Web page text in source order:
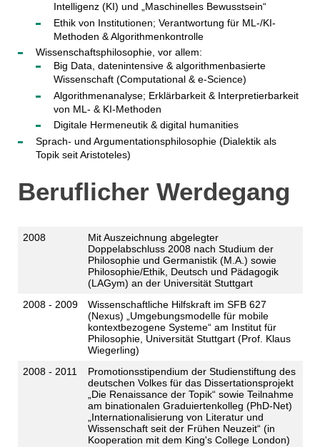
Intelligenz (KI) und „Maschinelles Bewusstsein“
Ethik von Institutionen; Verantwortung für ML-/KI-
Methoden & Algorithmenkontrolle
Wissenschaftsphilosophie, vor allem:
Big Data, datenintensive & algorithmenbasierte
Wissenschaft (Computational & e-Science)
Algorithmenanalyse; Erklärbarkeit & Interpretierbarkeit
von ML- & KI-Methoden
Digitale Hermeneutik & digital humanities
Sprach- und Argumentationsphilosophie (Dialektik als
Topik seit Aristoteles)
Beruflicher Werdegang
2008
Mit Auszeichnung abgelegter
Doppelabschluss 2008 nach Studium der
Philosophie und Germanistik (M.A.) sowie
Philosophie/Ethik, Deutsch und Pädagogik
(LAGym) an der Universität Stuttgart
2008 - 2009
Wissenschaftliche Hilfskraft im SFB 627
(Nexus) „Umgebungsmodelle für mobile
kontextbezogene Systeme“ am Institut für
Philosophie, Universität Stuttgart (Prof. Klaus
Wiegerling)
2008 - 2011
Promotionsstipendium der Studienstiftung des
deutschen Volkes für das Dissertationsprojekt
„Die Renaissance der Topik“ sowie Teilnahme
am binationalen Graduiertenkolleg (PhD-Net)
„Internationalisierung von Literatur und
Wissenschaft seit der Frühen Neuzeit“ (in
Kooperation mit dem King's College London)